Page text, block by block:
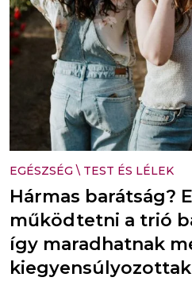
EGÉSZSÉG \ TEST ÉS LÉLEK
Hármas barátság?
működtetni a trió
így maradhatnak
kiegyensúlyozottak